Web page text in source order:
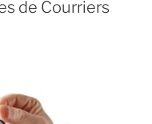
de Courriers